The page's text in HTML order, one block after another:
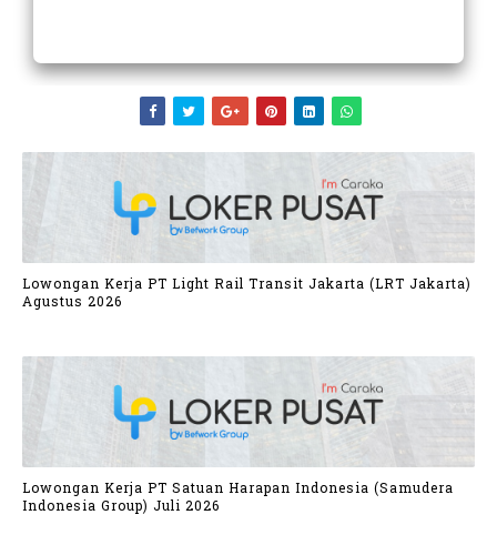
Lowongan Kerja PT Light Rail Transit Jakarta (LRT Jakarta)
Agustus 2026
Lowongan Kerja PT Satuan Harapan Indonesia (Samudera
Indonesia Group) Juli 2026